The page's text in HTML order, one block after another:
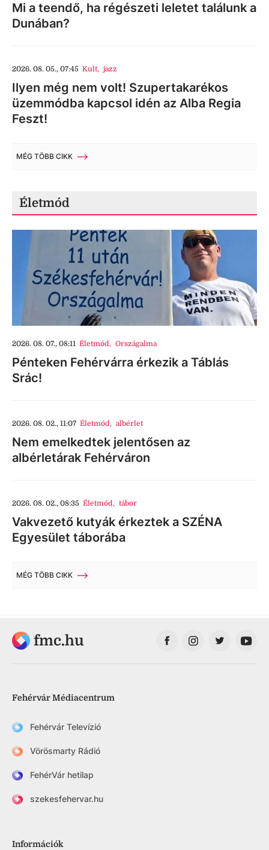
Mi a teendő, ha régészeti leletet találunk a
Dunában?
2026. 08. 05., 07:45 Kult, jazz
Ilyen még nem volt! Szupertakarékos
üzemmódba kapcsol idén az Alba Regia
Feszt!
MÉG TÖBB CIKK
Életmód
2026. 08. 07., 08:11 Életmód, Országalma
Pénteken Fehérvárra érkezik a Táblás
Srác!
2026. 08. 02., 11:07 Életmód, albérlet
Nem emelkedtek jelentősen az
albérletárak Fehérváron
2026. 08. 02., 08:35 Életmód, tábor
Vakvezető kutyák érkeztek a SZÉNA
Egyesület táborába
MÉG TÖBB CIKK
fmc.hu
Fehérvár Médiacentrum
Fehérvár Televízió
Vörösmarty Rádió
FehérVár hetilap
szekesfehervar.hu
Információk